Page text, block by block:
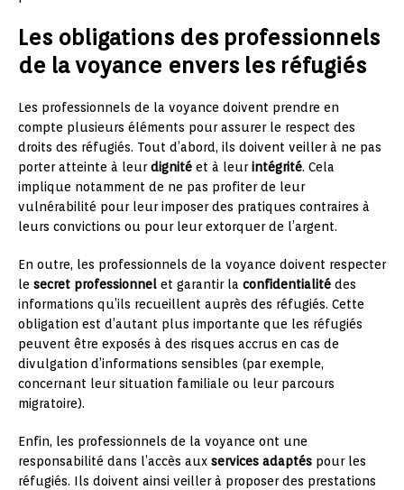
Les obligations des professionnels
de la voyance envers les réfugiés
Les professionnels de la voyance doivent prendre en
compte plusieurs éléments pour assurer le respect des
droits des réfugiés. Tout d’abord, ils doivent veiller à ne pas
porter atteinte à leurdignité et à leurintégrité. Cela
implique notamment de ne pas profiter de leur
vulnérabilité pour leur imposer des pratiques contraires à
leurs convictions ou pour leur extorquer de l’argent.
En outre, les professionnels de la voyance doivent respecter
le secret professionnel et garantir la confidentialité des
informations qu’ils recueillent auprès des réfugiés. Cette
obligation est d’autant plus importante que les réfugiés
peuvent être exposés à des risques accrus en cas de
divulgation d’informations sensibles (par exemple,
concernant leur situation familiale ou leur parcours
migratoire).
Enfin, les professionnels de la voyance ont une
responsabilité dans l’accès aux services adaptés pour les
réfugiés. Ils doivent ainsi veiller à proposer des prestations